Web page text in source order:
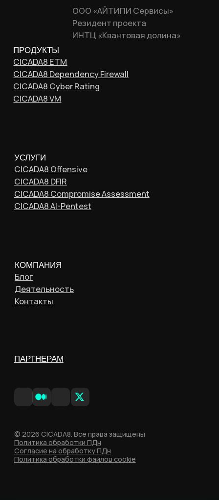
© 2026 CICADA8. Все права защищены
Политика обработки ПДн
Согласие на обработку ПДн
Политика обработки файлов cookie